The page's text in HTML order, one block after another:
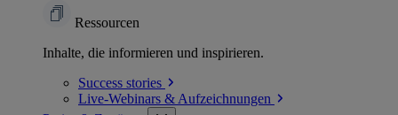
Ressourcen
Inhalte, die informieren und inspirieren.
Success stories
Live-Webinars & Aufzeichnungen